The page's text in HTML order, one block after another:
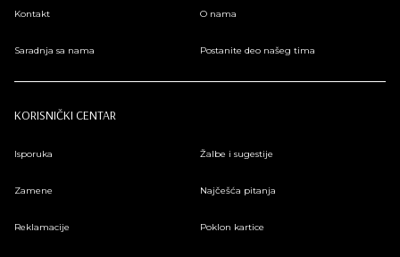
Kontakt O nama
Saradnja sa nama Postanite deo našeg tima
KORISNIČKI CENTAR
Isporuka Žalbe i sugestije
Zamene Najčešća pitanja
Reklamacije Poklon kartice